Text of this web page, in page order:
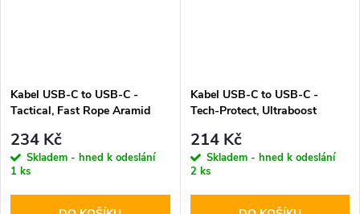
Kabel USB-C to USB-C -
Tactical, Fast Rope Aramid
234 Kč
Skladem - hned k odeslání
1 ks
Kabel USB-C to USB-C -
Tech-Protect, Ultraboost
214 Kč
Skladem - hned k odeslání
2 ks